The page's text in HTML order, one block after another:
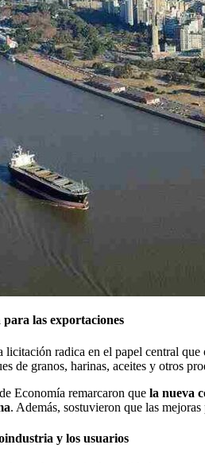
las exportaciones
licitación radica en el papel central
de granos, harinas, aceites y otros
Economía remarcaron que la nueva
. Además, sostuvieron que las
y los usuarios